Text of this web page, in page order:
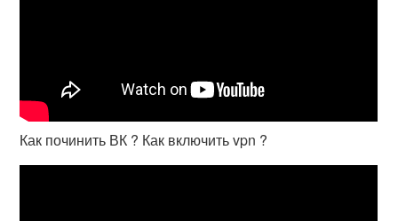
Как починить ВК ? Как включить vpn ?